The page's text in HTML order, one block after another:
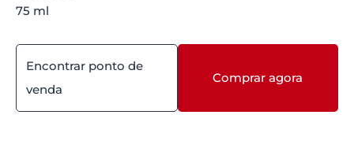
75 ml
Encontrar ponto de
venda
Comprar agora